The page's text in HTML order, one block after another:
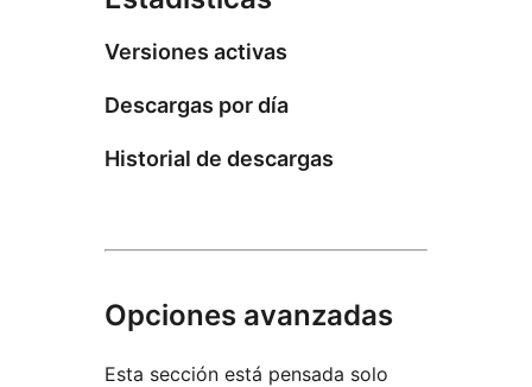
Versiones activas
Descargas por día
Historial de descargas
Opciones avanzadas
Esta sección está pensada solo